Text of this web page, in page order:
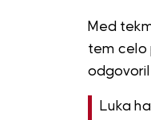
Med
tem celo
Luka